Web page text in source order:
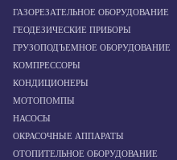
ГАЗОРЕЗАТЕЛЬНОЕ ОБОРУДОВАНИЕ
ГЕОДЕЗИЧЕСКИЕ ПРИБОРЫ
ГРУЗОПОДЪЕМНОЕ ОБОРУДОВАНИЕ
КОМПРЕССОРЫ
КОНДИЦИОНЕРЫ
МОТОПОМПЫ
НАСОСЫ
ОКРАСОЧНЫЕ АППАРАТЫ
ОТОПИТЕЛЬНОЕ ОБОРУДОВАНИЕ